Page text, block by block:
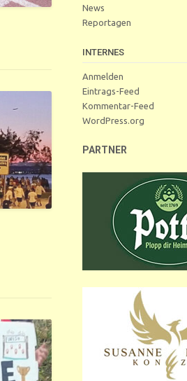
News
Reportagen
INTERNES
Anmelden
Eintrags-Feed
Kommentar-Feed
WordPress.org
PARTNER